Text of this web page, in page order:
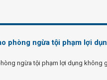
phòng ngừa tội phạm lợi
ngừa tội phạm lợi dụng không